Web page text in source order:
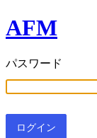
AFM
パスワード